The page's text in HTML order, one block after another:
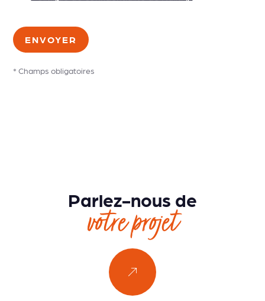
* Champs obligatoires
Parlez-nous de
votre projet